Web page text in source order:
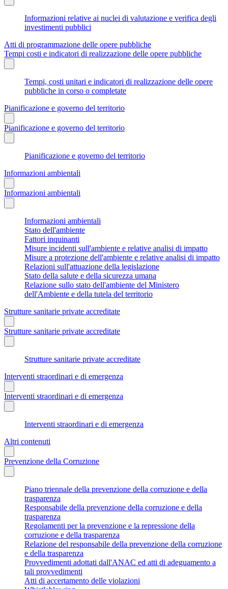
Informazioni relative ai nuclei di valutazione e verifica degli
investimenti pubblici
Atti di programmazione delle opere pubbliche
Tempi costi e indicatori di realizzazione delle opere pubbliche
Tempi, costi unitari e indicatori di realizzazione delle opere
pubbliche in corso o completate
Pianificazione e governo del territorio
Pianificazione e governo del territorio
Pianificazione e governo del territorio
Informazioni ambientali
Informazioni ambientali
Informazioni ambientali
Stato dell'ambiente
Fattori inquinanti
Misure incidenti sull'ambiente e relative analisi di impatto
Misure a protezione dell'ambiente e relative analisi di impatto
Relazioni sull'attuazione della legislazione
Stato della salute e della sicurezza umana
Relazione sullo stato dell'ambiente del Ministero
dell'Ambiente e della tutela del territorio
Strutture sanitarie private accreditate
Strutture sanitarie private accreditate
Strutture sanitarie private accreditate
Interventi straordinari e di emergenza
Interventi straordinari e di emergenza
Interventi straordinari e di emergenza
Altri contenuti
Prevenzione della Corruzione
Piano triennale della prevenzione della corruzione e della
trasparenza
Responsabile della prevenzione della corruzione e della
trasparenza
Regolamenti per la prevenzione e la repressione della
corruzione e della trasparenza
Relazione del responsabile della prevenzione della corruzione
e della trasparenza
Provvedimenti adottati dall'ANAC ed atti di adeguamento a
tali provvedimenti
Atti di accertamento delle violazioni